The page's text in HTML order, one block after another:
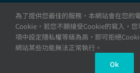
© All rights reserved. 達豐正業 –
專業矽膠工廠
為了提供您最佳的服務，本網站會在您的
Cookie，若您不願接受Cookie的寫入，
項中設定隱私權等級為高，即可拒絕
網站某些功能無法正常執行。
Ok